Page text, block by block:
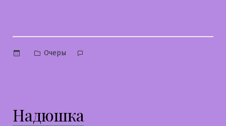
Опубликовано
Очеры
Надюшка